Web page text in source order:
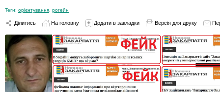
Теги: орієнтування рогейн
Ділитись На головну Додати в закладки Версія для друку